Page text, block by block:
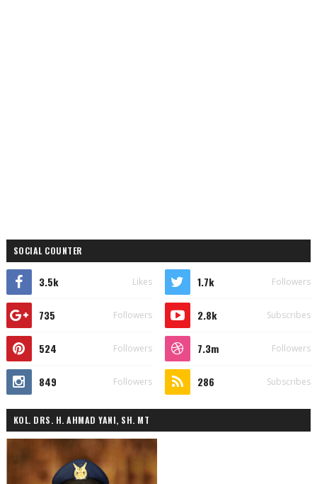
SOCIAL COUNTER
3.5k Likes 1.7k Followers
735 Followers 2.8k Subscribes
524 Followers 7.3m Followers
849 Followers 286 Subscribes
KOL. DRS. H. AHMAD YANI, SH. MT